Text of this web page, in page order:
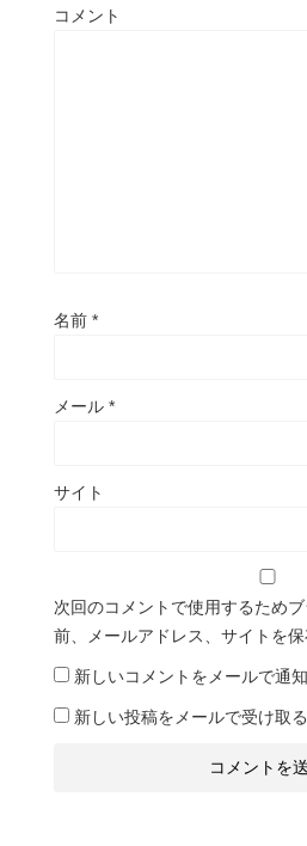
コメント
名前 *
メール *
サイト
次回のコメントで使用するため
前、メールアドレス、サイトを保
新しいコメントをメールで通知
新しい投稿をメールで受け取る